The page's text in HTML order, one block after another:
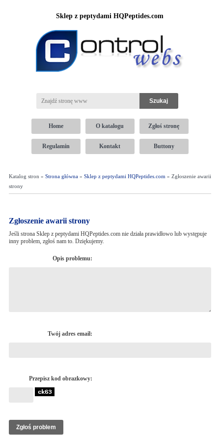
Sklep z peptydami HQPeptides.com
Home O katalogu Zgłoś stronę
Regulamin Kontakt Buttony
Katalog stron » Strona główna» Sklep z peptydami HQPeptides.com » Zgłoszenie awarii
strony
Zgłoszenie awarii strony
Jeśli strona Sklep z peptydami HQPeptides.com nie działa prawidłowo lub występuje
inny problem, zgłoś nam to. Dziękujemy.
Opis problemu:
Twój adres email:
Przepisz kod obrazkowy: